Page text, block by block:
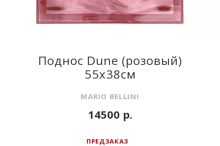
Поднос Dune (розовый)
55x38см
MARIO BELLINI
ПРЕДЗАКАЗ
14500 р.